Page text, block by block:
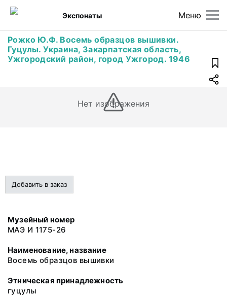
Меню
Экспонаты
Рожко Ю.Ф. Восемь образцов вышивки.
Гуцулы. Украина, Закарпатская область,
Ужгородский район, город Ужгород. 1946
Нет изображения
Добавить в заказ
Музейный номер
МАЭ И 1175-26
Наименование, название
Восемь образцов вышивки
Этническая принадлежность
гуцулы